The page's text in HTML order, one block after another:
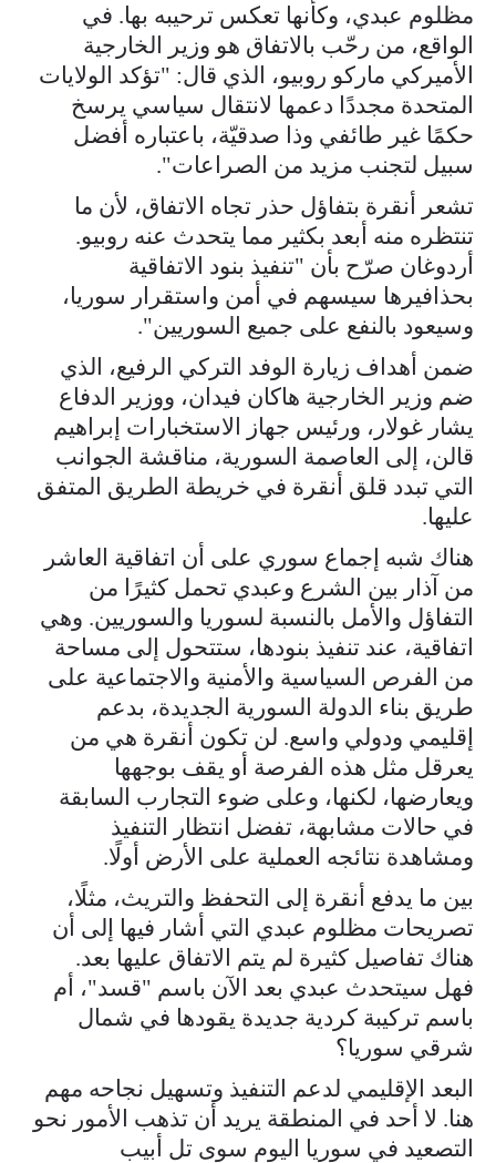
مظلوم عبدي، وكأنها تعكس ترحيبه بها. في
الواقع، من رحّب بالاتفاق هو وزير الخارجية
الأميركي ماركو روبيو، الذي قال: "تؤكد الولايات
المتحدة مجددًا دعمها لانتقال سياسي يرسخ
حكمًا غير طائفي وذا صدقيّة، باعتباره أفضل
سبيل لتجنب مزيد من الصراعات".
تشعر أنقرة بتفاؤل حذر تجاه الاتفاق، لأن ما
تنتظره منه أبعد بكثير مما يتحدث عنه روبيو.
أردوغان صرّح بأن "تنفيذ بنود الاتفاقية
بحذافيرها سيسهم في أمن واستقرار سوريا،
وسيعود بالنفع على جميع السوريين".
ضمن أهداف زيارة الوفد التركي الرفيع، الذي
ضم وزير الخارجية هاكان فيدان، ووزير الدفاع
يشار غولار، ورئيس جهاز الاستخبارات إبراهيم
قالن، إلى العاصمة السورية، مناقشة الجوانب
التي تبدد قلق أنقرة في خريطة الطريق المتفق
عليها.
هناك شبه إجماع سوري على أن اتفاقية العاشر
من آذار بين الشرع وعبدي تحمل كثيرًا من
التفاؤل والأمل بالنسبة لسوريا والسوريين. وهي
اتفاقية، عند تنفيذ بنودها، ستتحول إلى مساحة
من الفرص السياسية والأمنية والاجتماعية على
طريق بناء الدولة السورية الجديدة، بدعم
إقليمي ودولي واسع. لن تكون أنقرة هي من
يعرقل مثل هذه الفرصة أو يقف بوجهها
ويعارضها، لكنها، وعلى ضوء التجارب السابقة
في حالات مشابهة، تفضل انتظار التنفيذ
ومشاهدة نتائجه العملية على الأرض أولًا.
بين ما يدفع أنقرة إلى التحفظ والتريث، مثلًا،
تصريحات مظلوم عبدي التي أشار فيها إلى أن
هناك تفاصيل كثيرة لم يتم الاتفاق عليها بعد.
فهل سيتحدث عبدي بعد الآن باسم "قسد"، أم
باسم تركيبة كردية جديدة يقودها في شمال
شرقي سوريا؟
البعد الإقليمي لدعم التنفيذ وتسهيل نجاحه مهم
هنا. لا أحد في المنطقة يريد أن تذهب الأمور نحو
التصعيد في سوريا اليوم سوى تل أبيب